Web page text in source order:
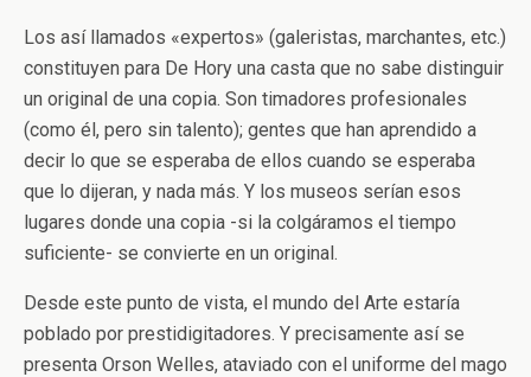
Los así llamados «expertos» (galeristas, marchantes, etc.)
constituyen para De Hory una casta que no sabe distinguir
un original de una copia. Son timadores profesionales
(como él, pero sin talento); gentes que han aprendido a
decir lo que se esperaba de ellos cuando se esperaba
que lo dijeran, y nada más. Y los museos serían esos
lugares donde una copia -si la colgáramos el tiempo
suficiente- se convierte en un original.
Desde este punto de vista, el mundo del Arte estaría
poblado por prestidigitadores. Y precisamente así se
presenta Orson Welles, ataviado con el uniforme del mago